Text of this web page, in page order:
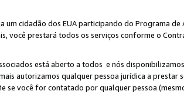
um cidadão dos EUA participando do Programa
você prestará todos os serviços conforme o
está aberto a todos e nós
autorizamos qualquer pessoa jurídica a
se você for contatado por qualquer pessoa